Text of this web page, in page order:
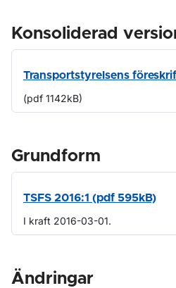
Konsoliderad
Transportstyrelsens
(pdf 1142kB)
Grundform
TSFS 2016:1 (pdf 595kB)
I kraft 2016-03-01.
Ändringar